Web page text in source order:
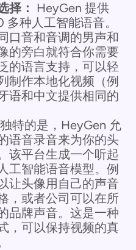
择： HeyGen 提供
种人工智能语音。
口音和音调的男声和
的旁白就符合你需要
的语言支持，可以轻
制作本地化视频（例
语和中文提供相同的
独特的是，HeyGen 允
语音录音来为你的头
该平台生成一个听起
工智能语音模型。例
让头像用自己的声音
，或者公司可以在所
品牌声音。这是一种
，可以保持视频的真